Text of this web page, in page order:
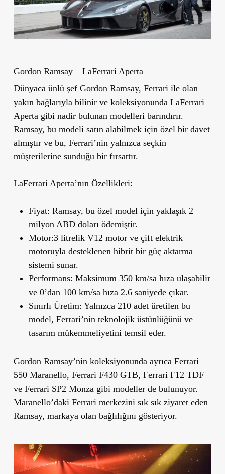
Gordon Ramsay– LaFerrari Aperta
Dünyaca ünlü şef Gordon Ramsay, Ferrari ile olan
yakın bağlarıyla bilinir ve koleksiyonunda LaFerrari
Aperta gibi nadir bulunan modelleri barındırır.
Ramsay, bu modeli satın alabilmek için özel bir davet
almıştır ve bu, Ferrari’nin yalnızca seçkin
müşterilerine sunduğu bir fırsattır.
LaFerrari Aperta’nın Özellikleri:
Fiyat: Ramsay, bu özel model için yaklaşık 2
milyon ABD doları ödemiştir.
Motor:3 litrelik V12 motor ve çift elektrik
motoruyla desteklenen hibrit bir güç aktarma
sistemi sunar.
Performans: Maksimum 350 km/sa hıza ulaşabilir
ve 0’dan 100 km/sa hıza 2.6 saniyede çıkar.
Sınırlı Üretim: Yalnızca 210 adet üretilen bu
model, Ferrari’nin teknolojik üstünlüğünü ve
tasarım mükemmeliyetini temsil eder.
Gordon Ramsay’nin koleksiyonunda ayrıca Ferrari
550 Maranello, Ferrari F430 GTB, Ferrari F12 TDF
ve Ferrari SP2 Monza gibi modeller de bulunuyor.
Maranello’daki Ferrari merkezini sık sık ziyaret eden
Ramsay, markaya olan bağlılığını gösteriyor.